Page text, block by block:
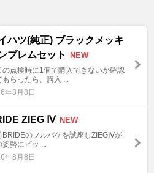
ハツ(純正) ブラックメッキ
ブレムセット NEW
の点検時に1個で購入できないか確認
もらったら、購入 ...
年8月8日
ZIEG Ⅳ NEW
BRIDEのフルバケを試座しZIEGⅣが
勢にピッ ...
年8月8日